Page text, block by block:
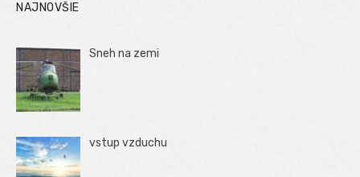
NAJNOVŠIE
Sneh na zemi
vstup vzduchu